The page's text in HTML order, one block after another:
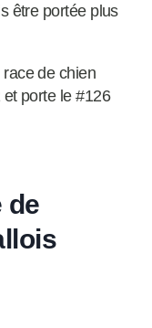
être portée plus
de chien
porte le #126
de